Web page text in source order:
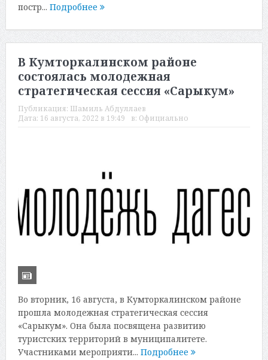
постр... Подробнее
В Кумторкалинском районе
состоялась молодежная
стратегическая сессия «Сарыкум»
Публикация: Шамиль Абдуллаев
Дата: 16 августа, 2022 в 19:49 в: Официально
Во вторник, 16 августа, в Кумторкалинском районе
прошла молодежная стратегическая сессия
«Сарыкум». Она была посвящена развитию
туристских территорий в муниципалитете.
Участниками мероприяти... Подробнее